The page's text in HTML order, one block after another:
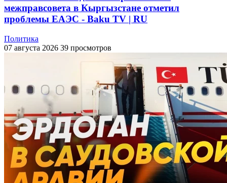
межправсовета в Кыргызстане отметил
проблемы ЕАЭС - Baku TV | RU
Политика
07 августа 2026 39 просмотров